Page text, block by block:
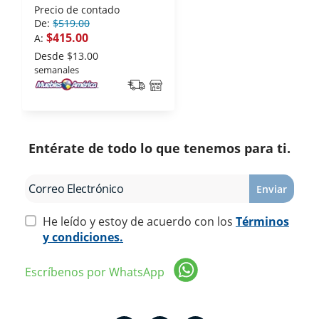
Precio de contado
De: $519.00
A: $415.00
Desde $13.00
semanales
Entérate de todo lo que tenemos para ti.
Enviar
He leído y estoy de acuerdo con los Términos
y condiciones.
Escríbenos por WhatsApp